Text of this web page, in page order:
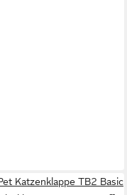
Katzenklappe TB2 Basic